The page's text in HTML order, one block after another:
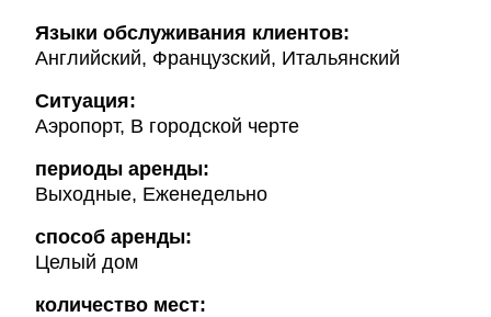
Языки обслуживания клиентов:
Английский, Французский, Итальянский
Ситуация:
Аэропорт, В городской черте
периоды аренды:
Выходные, Еженедельно
способ аренды:
Целый дом
количество мест: